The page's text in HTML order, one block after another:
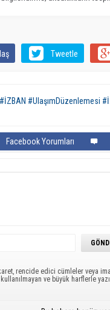
Tweetle
#UlaşımDüzenlemesi
Facebook Yorumları
rencide edici cümleler veya
ve büyük harflerle